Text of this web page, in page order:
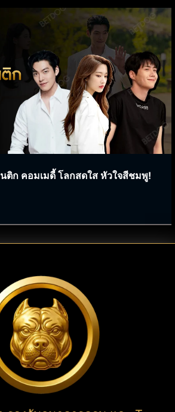
ติก คอมเมดี้ โลกสดใส หัวใจสีชมพู!